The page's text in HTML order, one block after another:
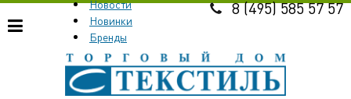
Новости
Новинки
Бренды
8 (495) 585 57 57